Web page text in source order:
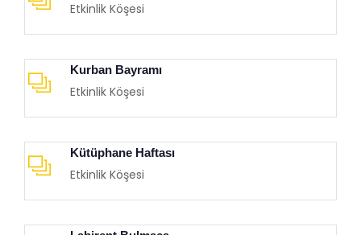
Etkinlik Köşesi
Kurban Bayramı
Etkinlik Köşesi
Kütüphane Haftası
Etkinlik Köşesi